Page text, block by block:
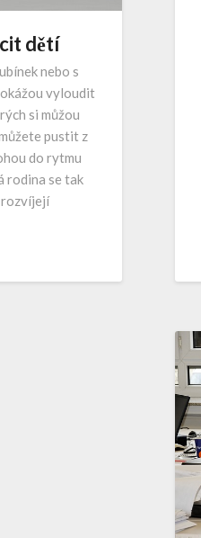
dětí
nebo s
vyloudit
si můžou
pustit z
do rytmu
rodina se tak
rozvíjejí